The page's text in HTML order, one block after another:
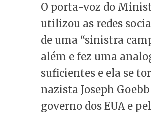
O porta-voz do
utilizou as redes
de uma “sinistra
além e fez uma
suficientes e ela se
nazista Joseph
governo dos EUA e